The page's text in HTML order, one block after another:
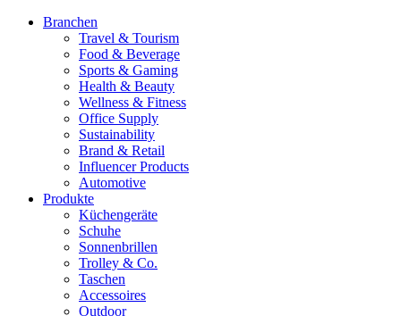
Branchen
Travel & Tourism
Food & Beverage
Sports & Gaming
Health & Beauty
Wellness & Fitness
Office Supply
Sustainability
Brand & Retail
Influencer Products
Automotive
Produkte
Küchengeräte
Schuhe
Sonnenbrillen
Trolley & Co.
Taschen
Accessoires
Outdoor